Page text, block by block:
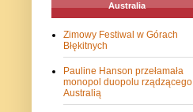
Australia
Zimowy Festiwal w Górach
Błękitnych
Pauline Hanson przełamała
monopol duopolu rządzącego
Australią